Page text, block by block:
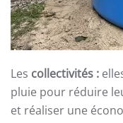
Les collectivités :
pluie pour réduire
et réaliser une